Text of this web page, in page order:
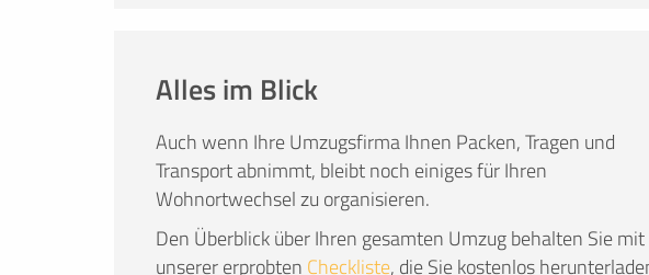
Alles im Blick
Auch wenn Ihre Umzugsfirma Ihnen Packen, Tragen und
Transport abnimmt, bleibt noch einiges für Ihren
Wohnortwechsel zu organisieren.
Den Überblick über Ihren gesamten Umzug behalten Sie mit
unserer erprobten Checkliste, die Sie kostenlos